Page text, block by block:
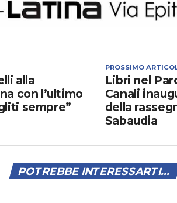
PROSSIMO
Libri nel
Canali
della
Sabaudia
alla
con l’ultimo
sempre”
POTREBBE INTERESSARTI...